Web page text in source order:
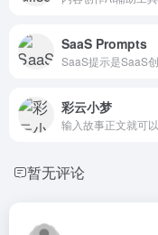
SaaS Prompts
彩云小梦
暂无评论